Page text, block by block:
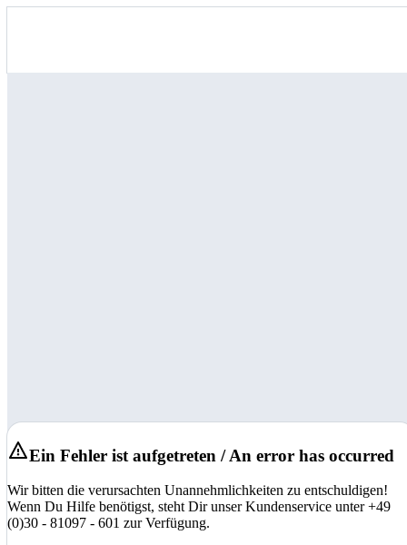
Ein Fehler ist aufgetreten / An error has occurred
Wir bitten die verursachten Unannehmlichkeiten zu entschuldigen!
Wenn Du Hilfe benötigst, steht Dir unser Kundenservice unter +49
(0)30 - 81097 - 601 zur Verfügung.